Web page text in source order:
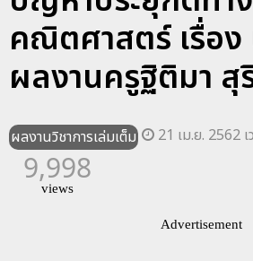
คณิตศาสตร์ เรื่อ
ผลงานครูฐิติมา
ผลงานวิชาการเล่มเต็ม 21 เม.ย. 2562
9,998
views
Advertisement